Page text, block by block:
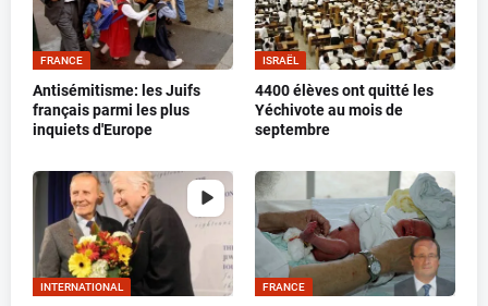
FRANCE
Antisémitisme: les Juifs
français parmi les plus
inquiets d'Europe
ISRAËL
4400 élèves ont quitté les
Yéchivote au mois de
septembre
INTERNATIONAL FRANCE